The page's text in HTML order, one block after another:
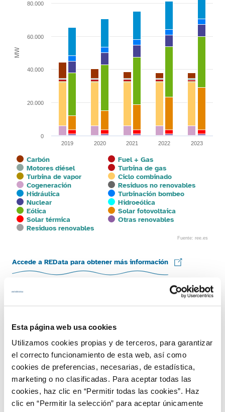
Esta página web usa cookies
Utilizamos cookies propias y de terceros, para garantizar
el correcto funcionamiento de esta web, así como
cookies de preferencias, necesarias, de estadística,
marketing o no clasificadas. Para aceptar todas las
cookies, haz clic en “Permitir todas las cookies”. Haz
clic en “Permitir la selección” para aceptar únicamente
The chart has 1 Y axis displaying MW. Range: 0 to 100000.
MW
Carbón
Fuel + Gas
Motores diésel
Turbina de gas
Turbina de vapor
Ciclo combinado
Cogeneración
Residuos no renovables
Hidráulica
Turbinación bombeo
Nuclear
Hidroeólica
Eólica
Solar fotovoltaica
Solar térmica
Otras renovables
Residuos renovables
2019 2020 2021 2022 2023
0
20.000
40.000
60.000
80.000
Fuente: ree.es
Accede a REData para obtener más información
Entre los aspectos más relevantes de la potencia
cabe destacar los siguientes:
En 2023 Andalucía ha sido la tercera comunidad con
mayor potencia instalada renovable en España con
un total de 11.100 MW verdes que solo superan
Castilla y León y Castilla-La Mancha. De esta
manera, el 58,7 % del parque de generación andaluz
es renovable. Durante el año 2023, Andalucía volvió